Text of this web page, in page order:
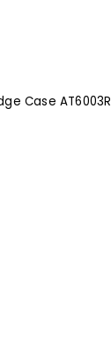
Case AT6003R